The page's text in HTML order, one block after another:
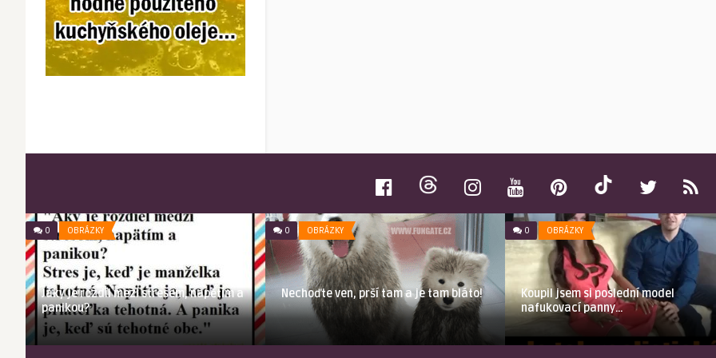
0 OBRÁZKY
Jaký je rozdíl mezi stresem, napětím a
panikou?
0 OBRÁZKY
Nechoďte ven, prší tam a je tam bláto!
0 OBRÁZKY
Koupil jsem si poslední model
nafukovací panny…